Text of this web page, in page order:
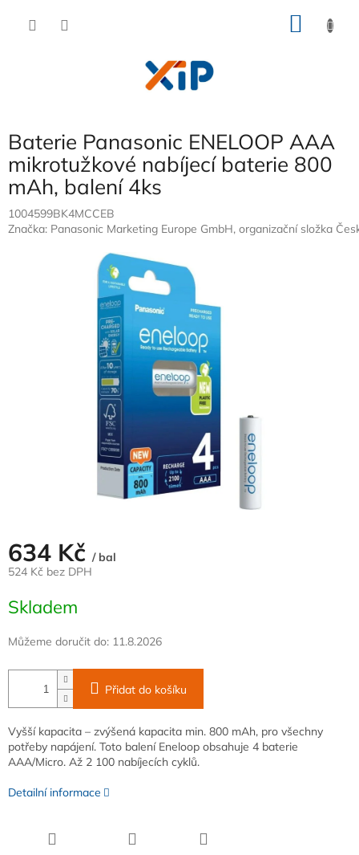
Baterie Panasonic ENELOOP AAA
mikrotužkové nabíjecí baterie 800
mAh, balení 4ks
1004599BK4MCCEB
Značka: Panasonic Marketing Europe GmbH, organizační složka
634 Kč / bal
524 Kč bez DPH
cena:
Skladem
Můžeme doručit do: 11.8.2026
Přidat do košíku
Vyšší kapacita – zvýšená kapacita min. 800 mAh, pro všechny
potřeby napájení. Toto balení Eneloop obsahuje 4 baterie
AAA/Micro. Až 2 100 nabíjecích cyklů.
Detailní informace